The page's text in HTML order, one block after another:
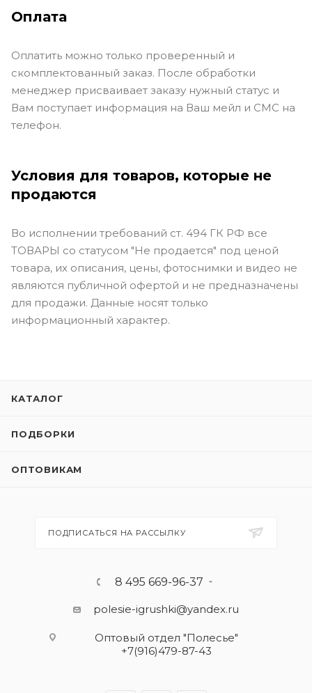
Оплата
Оплатить можно только проверенный и
скомплектованный заказ. После обработки
менеджер присваивает заказу нужный статус и
Вам поступает информация на Ваш мейл и СМС на
телефон.
Условия для товаров, которые не
продаются
Во исполнении требований ст. 494 ГК РФ все
ТОВАРЫ со статусом "Не продается" под ценой
товара, их описания, цены, фотоснимки и видео не
являются публичной офертой и не предназначены
для продажи. Данные носят только
информационный характер.
КАТАЛОГ
ПОДБОРКИ
ОПТОВИКАМ
ПОДПИСАТЬСЯ НА РАССЫЛКУ
8 495 669-96-37
polesie-igrushki@yandex.ru
Оптовый отдел "Полесье"
+7(916)479-87-43